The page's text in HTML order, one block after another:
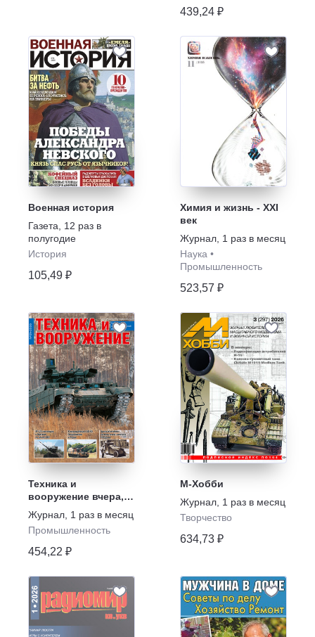
439,24 ₽
Военная история
Газета
12 раз в
полугодие
История
105,49 ₽
Химия и жизнь - XXI
век
Журнал 1 раз в месяц
Наука •
Промышленность
523,57 ₽
Техника и
вооружение вчера,
сегодня, завтра
Журнал 1 раз в месяц
Промышленность
454,22 ₽
М-Хобби
Журнал 1 раз в месяц
Творчество
634,73 ₽